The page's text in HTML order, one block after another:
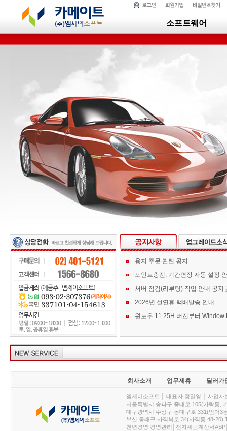
소프트웨어
용지 주문 관련 공지
포인트충전, 기간연장 자동 설정
서버 점검(리부팅) 작업 안내 공지
2026년 설연휴 택배발송 안내
회사소개 업무제휴 딜러가
엠제이소프트 │ 대표자 정일영 │ 사업
서울특별시 송파구 중대로 105(가락동,
대구광역시 수성구 동대구로 331(범어3
부산 동래구 사직북로 34(사직동 48-20)
천년경영 경영관리│전자세금계산서